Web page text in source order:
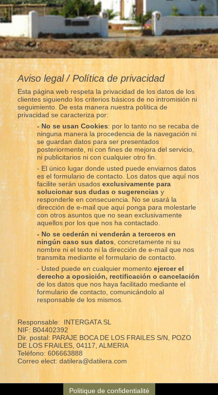
Aviso legal / Política de privacidad
Esta página web respeta la privacidad de los datos de los
clientes siguiendo los criterios básicos de no intromisión ni
seguimiento. De esta manera nuestra política de
privacidad se caracteriza por:
- No se usan Cookies: por lo tanto no se recaba de
ninguna manera la procedencia de la navegación ni
se guardan datos para ser presentados
posteriormente, ni con fines de mejora del servicio,
ni publicitarios ni con cualquier otro fin.
- El único lugar donde usted puede enviarnos datos
es el formulario de contacto. Los datos que aquí nos
facilite serán usados exclusivamente para
solucionar sus dudas o sugerenciasy
responderle en consecuencia. No se usará la
dirección de e-mail que aquí ponga para molestarle
con otros asuntos que no sean exclusivamente
aquellos por los que nos ha contactado.
- No se cederán ni venderán a terceros en
ningún caso sus datos , concretamente ni su
nombre ni el texto ni la dirección de e-mail que nos
transmita mediante el formulario de contacto.
- Usted puede en cualquier momento ejercer el
derecho a oposición, rectificación o cancelación
de los datos que nos haya facilitado mediante el
formulario de contacto, comunicándolo al
responsable de los mismos.
Responsable: INTERGATA SL
NIF: B04402392
Dir. postal: PARAJE BOCA DE LOS FRAILES S/N, POZO
DE LOS FRAILES, 04117, ALMERIA
Teléfono: 606663888
Correo elect: datilera@datilera.com
Politique de confidentialité